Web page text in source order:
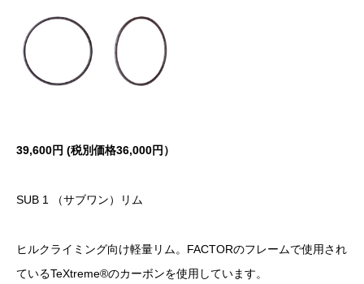
39,600円 (税別価格36,000円）
SUB 1 （サブワン）リム
ヒルクライミング向け軽量リム。FACTORのフレームで使用され
ているTeXtreme®のカーボンを使用しています。